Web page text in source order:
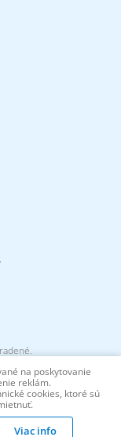
0.718 MB)
na poskytovanie
reklám.
cookies, ktoré sú
Viac info